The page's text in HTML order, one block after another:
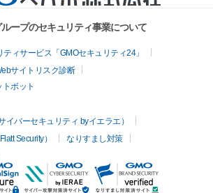
ープのセキュリティ事業について
ィサービス「GMOセキュリティ24」
サイトリスク診断
ボット
イバーセキュリティ byイエラエ）
Security）
なりすまし対策